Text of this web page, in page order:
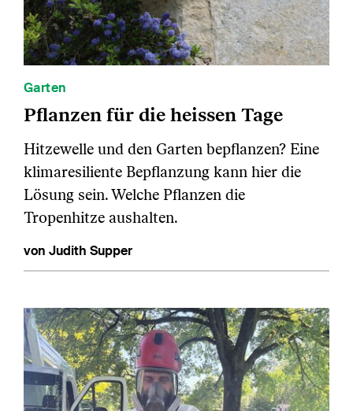
Garten
Pflanzen für die heissen Tage
Hitzewelle und den Garten bepflanzen? Eine
klimaresiliente Bepflanzung kann hier die
Lösung sein. Welche Pflanzen die
Tropenhitze aushalten.
von Judith Supper